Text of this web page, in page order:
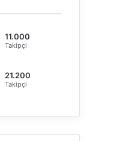
11.000
Takipçi
21.200
Takipçi